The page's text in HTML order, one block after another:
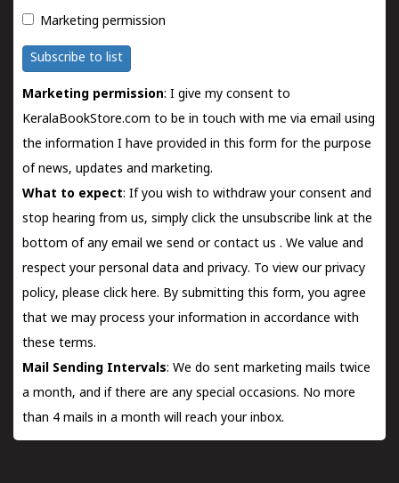
Marketing permission
Subscribe to list
Marketing permission: I give my consent to
KeralaBookStore.com to be in touch with me via email using
the information I have provided in this form for the purpose
of news, updates and marketing.
What to expect: If you wish to withdraw your consent and
stop hearing from us, simply click the unsubscribe link at the
bottom of any email we send orcontact us . We value and
respect your personal data and privacy. To view our privacy
policy, please click here. By submitting this form, you agree
that we may process your information in accordance with
these terms.
Mail Sending Intervals: We do sent marketing mails twice
a month, and if there are any special occasions. No more
than 4 mails in a month will reach your inbox.